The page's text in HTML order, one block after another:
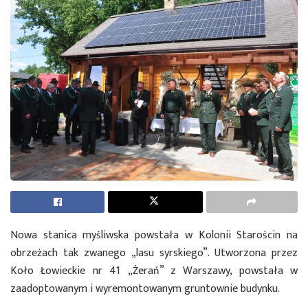
Nowa stanica myśliwska powstała w Kolonii Starościn na
obrzeżach tak zwanego „lasu syrskiego”. Utworzona przez
Koło Łowieckie nr 41 „Żerań” z Warszawy, powstała w
zaadoptowanym i wyremontowanym gruntownie budynku.